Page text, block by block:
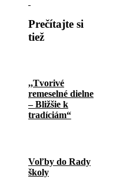
Prečítajte si
tiež
,,Tvorivé
remeselné dielne
– Bližšie k
tradíciám“
Voľby do Rady
školy